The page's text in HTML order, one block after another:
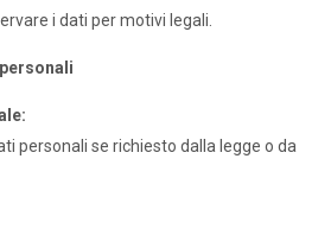
i dati per motivi legali.
personali se richiesto dalla legge o da